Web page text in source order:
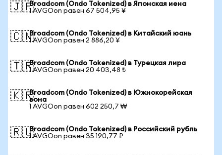
🇯🇵Broadcom (Ondo Tokenized) в Японская иена
1 AVGOon равен 67 504,95 ¥
🇨🇳Broadcom (Ondo Tokenized) в Китайский юань
1 AVGOon равен 2 886,20 ¥
🇹🇷Broadcom (Ondo Tokenized) в Турецкая лира
1 AVGOon равен 20 403,48 ₺
🇰🇷Broadcom (Ondo Tokenized) в Южнокорейская
вона
1 AVGOon равен 602 250,7 ₩
🇷🇺Broadcom (Ondo Tokenized) в Российский рубль
1 AVGOon равен 35 190,77 ₽